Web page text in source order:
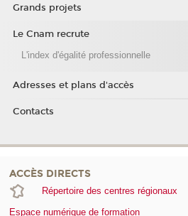
Grands projets
Le Cnam recrute
L'index d'égalité professionnelle
Adresses et plans d'accès
Contacts
ACCÈS DIRECTS
Répertoire des centres régionaux
Espace numérique de formation